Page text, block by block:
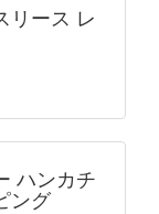
リース レ
ハンカチ
ング